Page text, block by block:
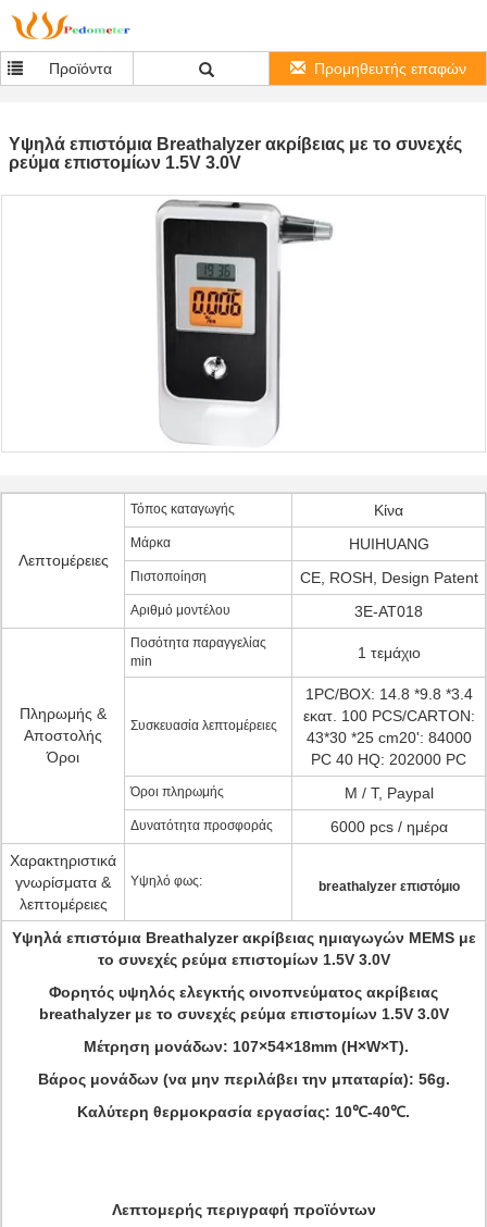
Προϊόντα Προμηθευτής επαφών
Υψηλά επιστόμια Breathalyzer ακρίβειας με το συνεχές
ρεύμα επιστομίων 1.5V 3.0V
Λεπτομέρειες
Τόπος καταγωγής Κίνα
Μάρκα HUIHUANG
Πιστοποίηση CE, ROSH, Design Patent
Αριθμό μοντέλου 3Ε-AT018
Πληρωμής &
Αποστολής
Όροι
Ποσότητα παραγγελίας
min
1 τεμάχιο
Συσκευασία λεπτομέρειες
1PC/BOX: 14.8 *9.8 *3.4
εκατ. 100 PCS/CARTON:
43*30 *25 cm20': 84000
PC 40 HQ: 202000 PC
Όροι πληρωμής Μ / Τ, Paypal
Δυνατότητα προσφοράς
6000 pcs / ημέρα
Χαρακτηριστικά
γνωρίσματα &
λεπτομέρειες
Υψηλό φως: breathalyzer επιστόμιο
Υψηλά επιστόμια Breathalyzer ακρίβειας ημιαγωγών MEMS με
το συνεχές ρεύμα επιστομίων 1.5V 3.0V
Φορητός υψηλός ελεγκτής οινοπνεύματος ακρίβειας
breathalyzer με το συνεχές ρεύμα επιστομίων 1.5V 3.0V
Μέτρηση μονάδων: 107×54×18mm (H×W×T).
Βάρος μονάδων (να μην περιλάβει την μπαταρία): 56g.
Καλύτερη θερμοκρασία εργασίας: 10℃-40℃.
Λεπτομερής περιγραφή προϊόντων